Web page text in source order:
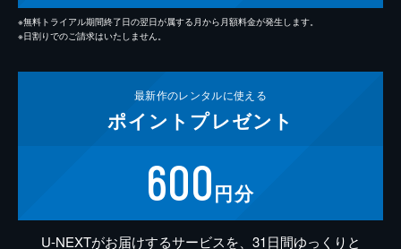
※無料トライアル期間終了日の翌日が属する月から月額料金が発生します。
※日割りでのご請求はいたしません。
最新作のレンタルに使える
ポイント プレゼント
600円分
U-NEXTがお届けするサービスを、31日間ゆっくりと